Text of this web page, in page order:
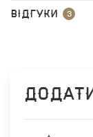
Відгуки 3